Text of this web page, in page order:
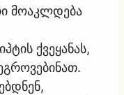
მოაკლდება
ქვეყანას,